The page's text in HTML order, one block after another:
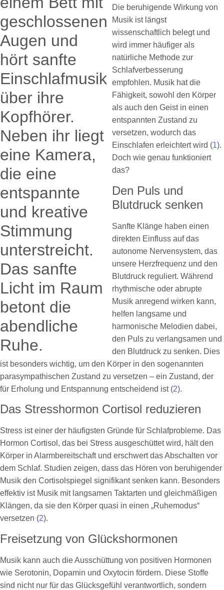
Die beruhigende Wirkung von
Musik ist längst
wissenschaftlich belegt und
wird immer häufiger als
natürliche Methode zur
Schlafverbesserung
empfohlen. Musik hat die
Fähigkeit, sowohl den Körper
als auch den Geist in einen
entspannten Zustand zu
versetzen, wodurch das
Einschlafen erleichtert wird (1).
Doch wie genau funktioniert
das?
Den Puls und
Blutdruck senken
Sanfte Klänge haben einen
direkten Einfluss auf das
autonome Nervensystem, das
unsere Herzfrequenz und den
Blutdruck reguliert. Während
rhythmische oder abrupte
Musik anregend wirken kann,
helfen langsame und
harmonische Melodien dabei,
den Puls zu verlangsamen und
den Blutdruck zu senken. Dies
ist besonders wichtig, um den Körper in den sogenannten
parasympathischen Zustand zu versetzen – ein Zustand, der
für Erholung und Entspannung entscheidend ist (2).
Das Stresshormon Cortisol reduzieren
Stress ist einer der häufigsten Gründe für Schlafprobleme. Das
Hormon Cortisol, das bei Stress ausgeschüttet wird, hält den
Körper in Alarmbereitschaft und erschwert das Abschalten vor
dem Schlaf. Studien zeigen, dass das Hören von beruhigender
Musik den Cortisolspiegel signifikant senken kann. Besonders
effektiv ist Musik mit langsamen Taktarten und gleichmäßigen
Klängen, da sie den Körper quasi in einen „Ruhemodus“
versetzen (2).
Freisetzung von Glückshormonen
Musik kann auch die Ausschüttung von positiven Hormonen
wie Serotonin, Dopamin und Oxytocin fördern. Diese Stoffe
sind nicht nur für das Glücksgefühl verantwortlich, sondern